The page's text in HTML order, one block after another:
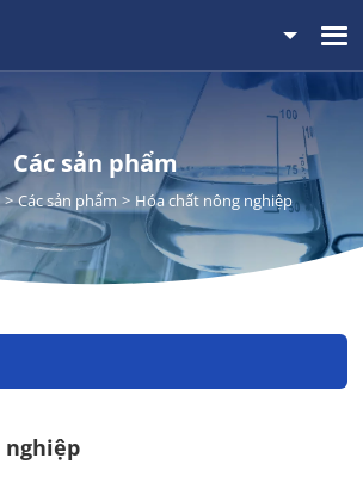
Các sản phẩm
Các sản phẩm Hóa chất nông nghiệp
nghiệp